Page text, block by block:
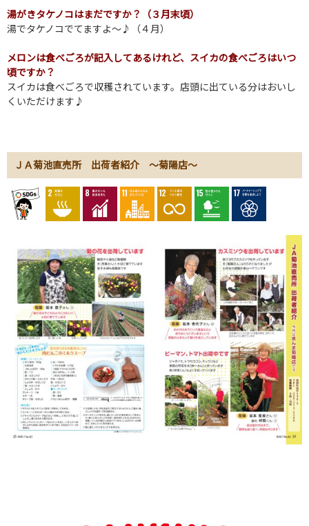
湯がきタケノコはまだですか？（３月末頃）
湯でタケノコでてますよ～♪（４月）
メロンは食べごろが記入してあるけれど、スイカの食べごろはいつ
頃ですか？
スイカは食べごろで収穫されています。店頭に出ている分はおいし
くいただけます♪
ＪＡ菊池直売所 出荷者紹介 ～菊陽店～